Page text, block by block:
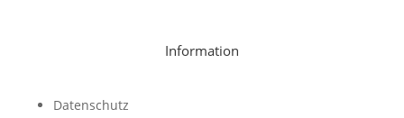
Information
Datenschutz